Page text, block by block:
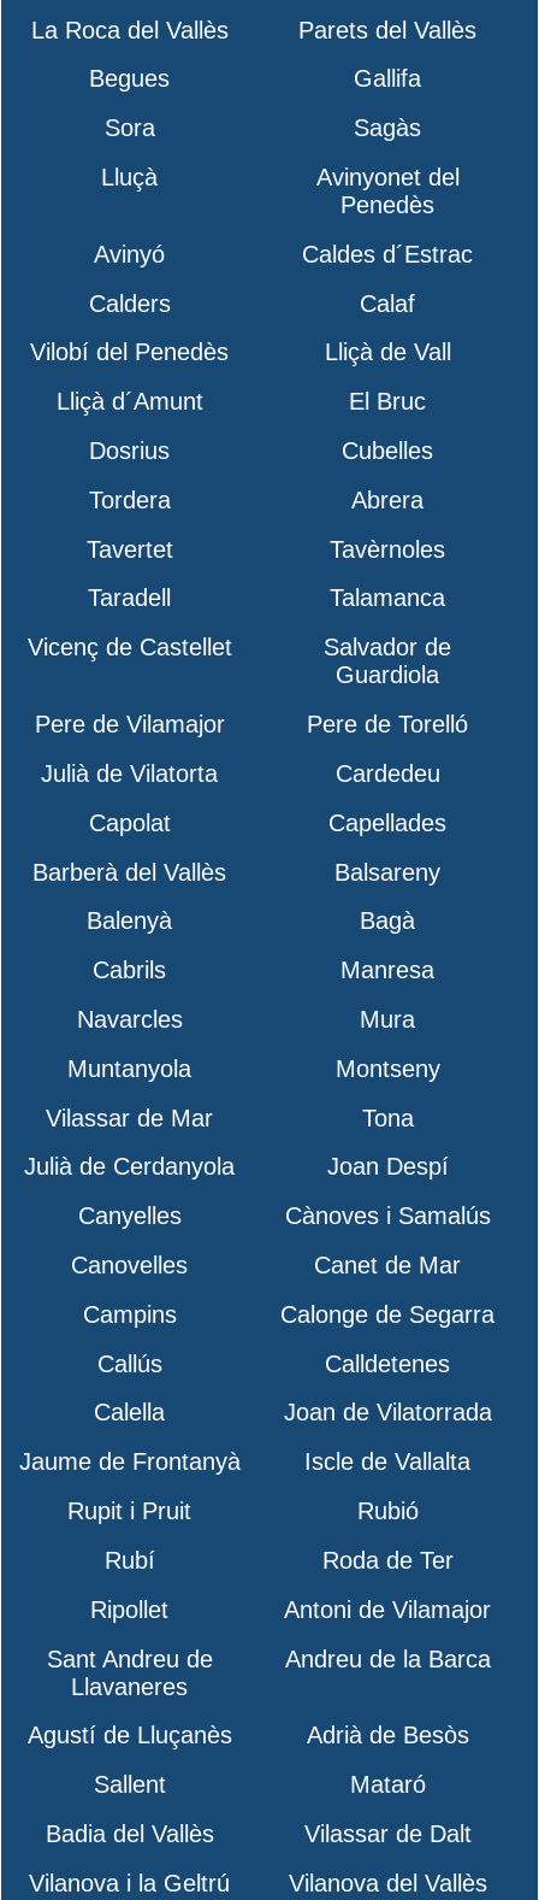
La Roca del Vallès
Parets del Vallès
Begues
Gallifa
Sora
Sagàs
Lluçà
Avinyonet del
Penedès
Avinyó
Caldes d´Estrac
Calders
Calaf
Vilobí del Penedès
Lliçà de Vall
Lliçà d´Amunt
El Bruc
Dosrius
Cubelles
Tordera
Abrera
Tavertet
Tavèrnoles
Taradell
Talamanca
Vicenç de Castellet
Salvador de
Guardiola
Pere de Vilamajor
Pere de Torelló
Julià de Vilatorta
Cardedeu
Capolat
Capellades
Barberà del Vallès
Balsareny
Balenyà
Bagà
Cabrils
Manresa
Navarcles
Mura
Muntanyola
Montseny
Vilassar de Mar
Tona
Julià de Cerdanyola
Joan Despí
Canyelles
Cànoves i Samalús
Canovelles
Canet de Mar
Campins
Calonge de Segarra
Callús
Calldetenes
Calella
Joan de Vilatorrada
Jaume de Frontanyà
Iscle de Vallalta
Rupit i Pruit
Rubió
Rubí
Roda de Ter
Ripollet
Antoni de Vilamajor
Sant Andreu de
Llavaneres
Andreu de la Barca
Agustí de Lluçanès
Adrià de Besòs
Sallent
Mataró
Badia del Vallès
Vilassar de Dalt
Vilanova i la Geltrú
Vilanova del Vallès